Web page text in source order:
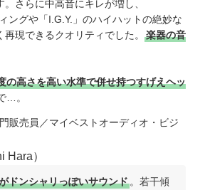
さらに中高音にキレが増し、
ングや「I.G.Y.」のハイハットの絶妙な
現できるクオリティでした。
楽器の音
の高さを高い水準で併せ持つすげえヘッ
…。
販売員／マイベストオーディオ・ビジ
Hara）
ドンシャリっぽいサウンド 。若干傾